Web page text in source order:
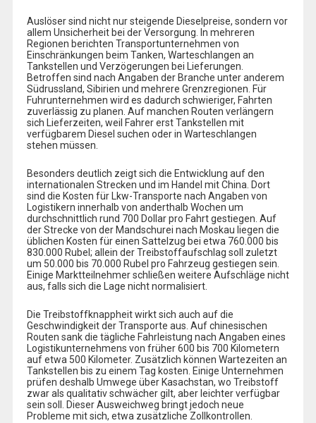
Auslöser sind nicht nur steigende Dieselpreise, sondern vor
allem Unsicherheit bei der Versorgung. In mehreren
Regionen berichten Transportunternehmen von
Einschränkungen beim Tanken, Warteschlangen an
Tankstellen und Verzögerungen bei Lieferungen.
Betroffen sind nach Angaben der Branche unter anderem
Südrussland, Sibirien und mehrere Grenzregionen. Für
Fuhrunternehmen wird es dadurch schwieriger, Fahrten
zuverlässig zu planen. Auf manchen Routen verlängern
sich Lieferzeiten, weil Fahrer erst Tankstellen mit
verfügbarem Diesel suchen oder in Warteschlangen
stehen müssen.
Besonders deutlich zeigt sich die Entwicklung auf den
internationalen Strecken und im Handel mit China. Dort
sind die Kosten für Lkw-Transporte nach Angaben von
Logistikern innerhalb von anderthalb Wochen um
durchschnittlich rund 700 Dollar pro Fahrt gestiegen. Auf
der Strecke von der Mandschurei nach Moskau liegen die
üblichen Kosten für einen Sattelzug bei etwa 760.000 bis
830.000 Rubel; allein der Treibstoffaufschlag soll zuletzt
um 50.000 bis 70.000 Rubel pro Fahrzeug gestiegen sein.
Einige Marktteilnehmer schließen weitere Aufschläge nicht
aus, falls sich die Lage nicht normalisiert.
Die Treibstoffknappheit wirkt sich auch auf die
Geschwindigkeit der Transporte aus. Auf chinesischen
Routen sank die tägliche Fahrleistung nach Angaben eines
Logistikunternehmens von früher 600 bis 700 Kilometern
auf etwa 500 Kilometer. Zusätzlich können Wartezeiten an
Tankstellen bis zu einem Tag kosten. Einige Unternehmen
prüfen deshalb Umwege über Kasachstan, wo Treibstoff
zwar als qualitativ schwächer gilt, aber leichter verfügbar
sein soll. Dieser Ausweichweg bringt jedoch neue
Probleme mit sich, etwa zusätzliche Zollkontrollen.